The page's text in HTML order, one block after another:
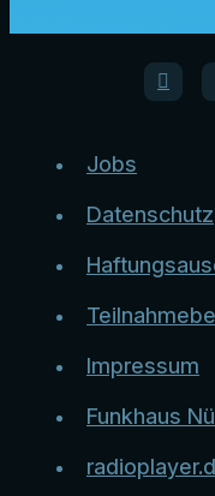
Jobs
Datenschutz
Impressum
Funkhaus